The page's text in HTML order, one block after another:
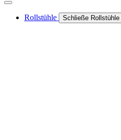
Rollstühle Schließe Rollstühle